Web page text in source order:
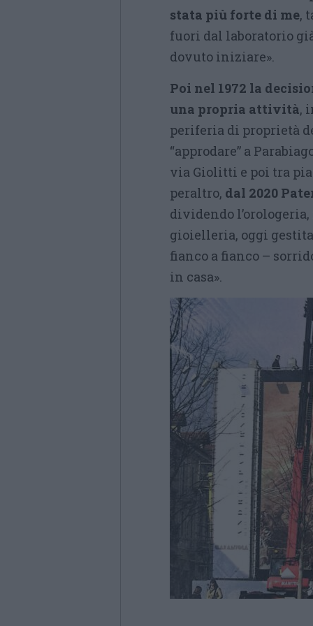
stata più forte di me,
fuori dal laboratorio
dovuto iniziare».
Poi nel 1972 la
una propria attività,
periferia di proprietà
“approdare” a
via Giolitti e poi tra
peraltro, dal 2020
dividendo
gioielleria, oggi
fianco a fianco –
in casa».